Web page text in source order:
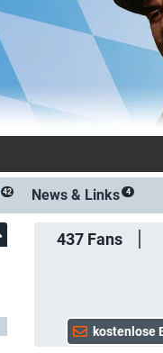
42 News & Links 4
437 Fans